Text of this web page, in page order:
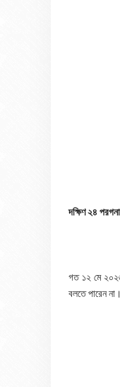
​দক্ষিণ ২৪
গত ১২ মে
বলতে পারেন